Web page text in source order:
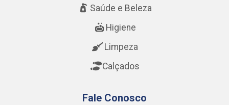
Saúde e Beleza
Higiene
Limpeza
Calçados
Fale Conosco